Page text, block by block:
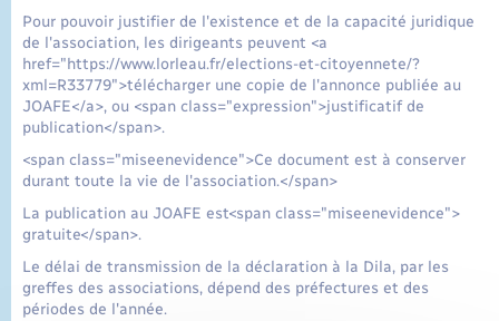
Pour pouvoir justifier de l'existence et de la capacité juridique
de l'association, les dirigeants peuvent <a
href="https://www.lorleau.fr/elections-et-citoyennete/?
xml=R33779">télécharger une copie de l'annonce publiée au
JOAFE</a>, ou <span class="expression">justificatif de
publication</span>.
<span class="miseenevidence">Ce document est à conserver
durant toute la vie de l'association.</span>
La publication au JOAFE est<span class="miseenevidence">
gratuite</span>.
Le délai de transmission de la déclaration à la Dila, par les
greffes des associations, dépend des préfectures et des
périodes de l'année.